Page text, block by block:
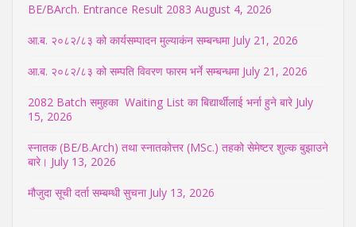
BE/BArch. Entrance Result 2083 August 4, 2026
आ.ब. २०८२/८३ को कार्यसम्पादन मुल्याकंन सम्बन्धमा July 21, 2026
आ.ब. २०८२/८३ को सम्पति विवरण फारम भर्ने सम्बन्धमा July 21, 2026
2082 Batch समुहका Waiting List का बिद्यार्थीलाई भर्ना हुने बारे July
15, 2026
स्नातक (BE/B.Arch) तथा स्नातकोत्तर (MSc.) तहको सेमेष्टर शुल्क बुझाउने
बारे। July 13, 2026
मौजुदा सूची दर्ता सम्बम्धी सुचना July 13, 2026